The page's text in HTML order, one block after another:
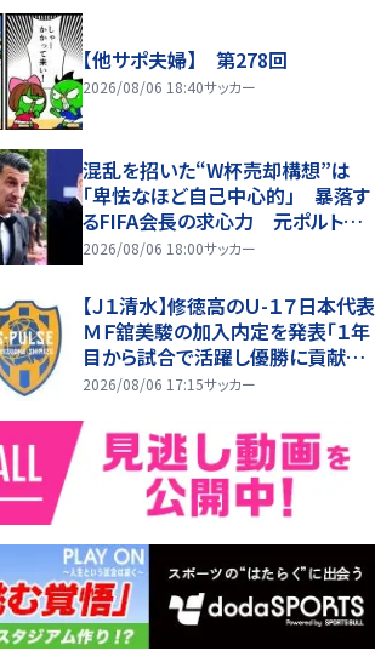
【他サポ夫婦】 第278回
2026/08/06 18:40サッカー
混乱を招いた“W杯売却構想”は
「卑怯なほど自己中心的」 暴落す
るFIFA会長の求心力 元ポルトガ
ル代表フィーゴは猛烈批判「今すぐ
2026/08/06 18:00サッカー
【Ｊ１清水】修徳高のＵ-１７日本代表
ＭＦ舘美駿の加入内定を発表「１年
目から試合で活躍し優勝に貢献で
きるように」
2026/08/06 17:15サッカー